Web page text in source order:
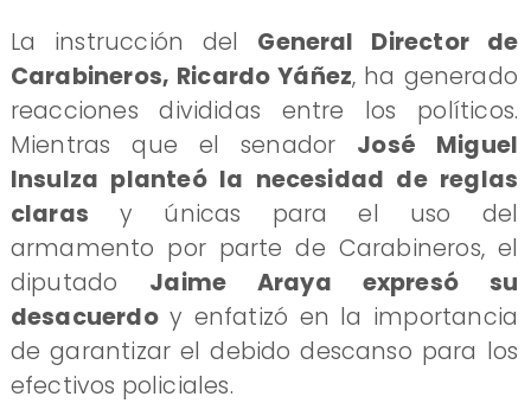
La instrucción del General Director de
Carabineros, Ricardo Yáñez, ha generado
reacciones divididas entre los políticos.
Mientras que el senador José Miguel
Insulza planteó la necesidad de reglas
claras y únicas para el uso del
armamento por parte de Carabineros, el
diputado Jaime Araya expresó su
desacuerdoy enfatizó en la importancia
de garantizar el debido descanso para los
efectivos policiales.